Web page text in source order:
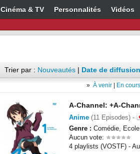
Cinéma & TV Personnalités Vidéos
Trier par : Nouveautés | Date de
» À venir En
A-Channel: +A-
Anime (11 Episodes) -
Genre : Comédie,
Aucun vote:
4 playlists (VOSTF) -